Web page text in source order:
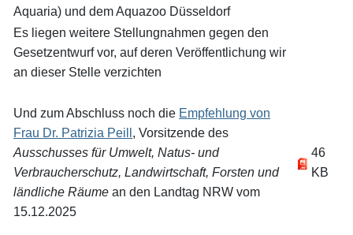
Aquaria) und dem Aquazoo Düsseldorf
Es liegen weitere Stellungnahmen gegen den
Gesetzentwurf vor, auf deren Veröffentlichung wir
an dieser Stelle verzichten
Und zum Abschluss noch die Empfehlung von
Frau Dr. Patrizia Peill , Vorsitzende des
Ausschusses für Umwelt, Natus- und
Verbraucherschutz, Landwirtschaft, Forsten und
ländliche Räume an den Landtag NRW vom
15.12.2025
46
KB